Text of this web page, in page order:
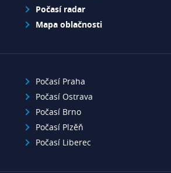
Počasí radar
Mapa oblačnosti
Počasí Praha
Počasí Ostrava
Počasí Brno
Počasí Plzěň
Počasí Liberec